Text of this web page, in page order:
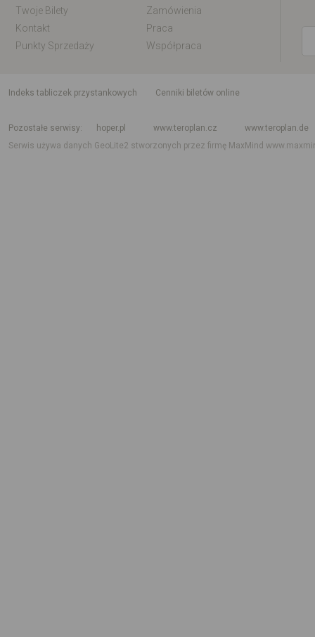
Twoje Bilety
Zamówienia
Kontakt
Praca
Punkty Sprzedaży
Współpraca
indeks tabliczek przystankowych
Cenniki biletów online
Pozostałe serwisy
hoper.pl www.teroplan.cz
www.teroplan.de
Serwis używa danych GeoLite2 stworzonych przez firmę MaxMind